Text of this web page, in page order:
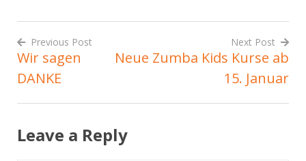
Beitrags-
Navigation
Previous Post
Wir sagen
DANKE
Next Post
Neue Zumba Kids Kurse ab
15. Januar
Leave a Reply